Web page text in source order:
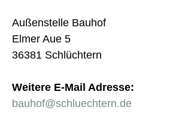
Außenstelle Bauhof
Elmer Aue 5
36381 Schlüchtern
Weitere E-Mail Adresse:
bauhof@schluechtern.de